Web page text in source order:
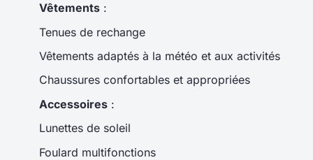
Vêtements :
Tenues de rechange
Vêtements adaptés à la météo et aux activités
Chaussures confortables et appropriées
Accessoires :
Lunettes de soleil
Foulard multifonctions